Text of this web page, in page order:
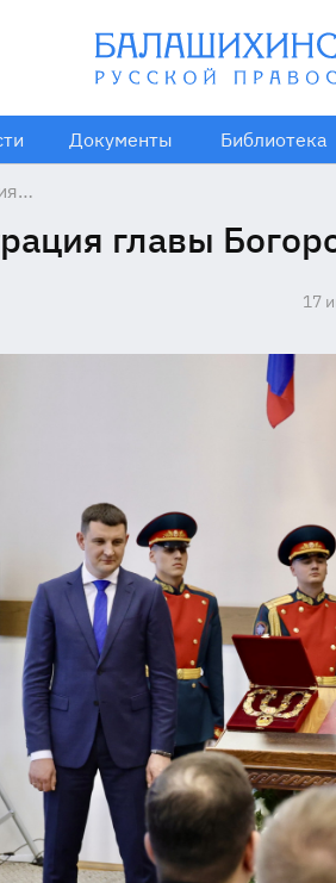
Документы Библиотека
главы
17